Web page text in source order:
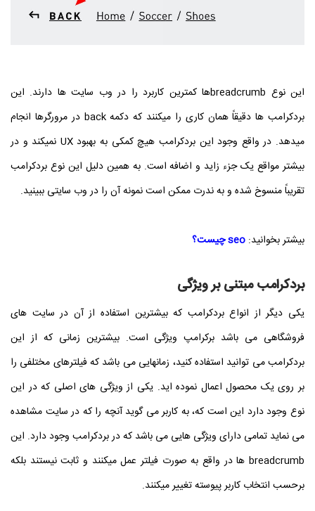
این نوع breadcrumbها کمترین کاربرد را در وب سایت ها دارند. این
بردکرامب ها دقیقاً همان کاری را میکنند که دکمه back در مرورگرها انجام
میدهد. در واقع وجود این بردکرامب هیچ کمکی به بهبود UX نمیکند و در
بیشتر مواقع یک جزء زاید و اضافه است. به همین دلیل این نوع بردکرامب
تقریباً منسوخ شده و به ندرت ممکن است نمونه آن را در وب سایتی ببینید.
بیشتر بخوانید: seo چیست؟
بردکرامب مبتنی بر ویژگی
یکی دیگر از انواع بردکرامب که بیشترین استفاده از آن در سایت های
فروشگاهی می باشد برکرامپ ویژگی است. بیشترین زمانی که از این
بردکرامب می توانید استفاده کنید، زمانهایی می باشد که فیلترهای مختلفی را
بر روی یک محصول اعمال نموده اید. یکی از ویژگی های اصلی که در این
نوع وجود دارد این است که، به کاربر می گوید آنچه را که در سایت مشاهده
می نماید تمامی دارای ویژگی هایی می باشد که در بردکرامب وجود دارد. این
breadcrumb ها در واقع به صورت فیلتر عمل میکنند و ثابت نیستند بلکه
برحسب انتخاب کاربر پیوسته تغییر میکنند.